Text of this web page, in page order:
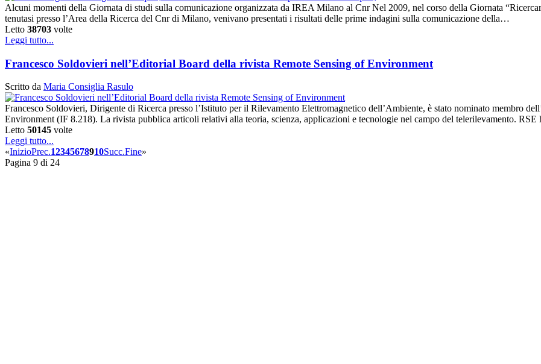
Alcuni momenti della Giornata di studi sulla comunicazione organizzata da IREA Milano al Cnr Nel 2009, nel corso della Giornata
tenutasi presso l’Area della Ricerca del Cnr di Milano, venivano presentati i risultati delle prime indagini sulla comunicazione della…
Letto 38703 volte
Leggi tutto...
Francesco Soldovieri nell’Editorial Board della rivista Remote Sensing of Environment
Scritto da Maria Consiglia Rasulo
Francesco Soldovieri, Dirigente di Ricerca presso l’Istituto per il Rilevamento Elettromagnetico dell’Ambiente, è stato nominato membro
Environment (IF 8.218). La rivista pubblica articoli relativi alla teoria, scienza, applicazioni e tecnologie nel campo del telerilevamento.
Letto 50145 volte
Leggi tutto...
«InizioPrec.12345678910Succ.Fine»
Pagina 9 di 24